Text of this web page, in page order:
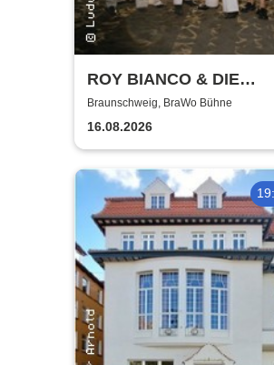
ROY BIANCO & DIE
ABBRUNZATI BOYS -
2026
Braunschweig, BraWo Bühne
16.08.2026